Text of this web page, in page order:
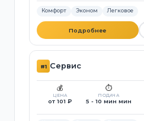
Комфорт Эконом Легковое
Подробнее
#1 Сервис
💰
ЦЕНА
от 101 ₽
⏱️
ПОДАЧА
5 - 10 мин мин